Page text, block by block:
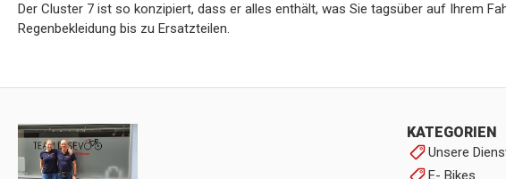
Der Cluster 7 ist so konzipiert, dass er alles enthält, was Sie tagsüber auf Ihrem
Regenbekleidung bis zu Ersatzteilen.
KATEGORIEN
Unsere
E- Bikes